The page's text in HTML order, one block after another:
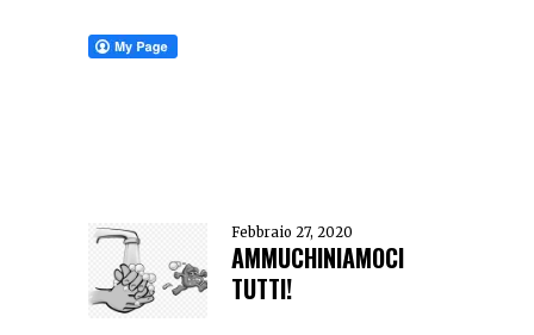
Febbraio 27, 2020
AMMUCHINIAMOCI
TUTTI!